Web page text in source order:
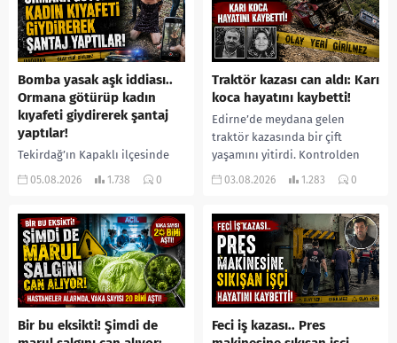
Bomba yasak aşk iddiası..
Ormana götürüp kadın
kıyafeti giydirerek şantaj
yaptılar!
Tekirdağ’ın Kapaklı ilçesinde
bir kişiyi, arkadaşının eşiyle
kadın kıyafetleri giydirdiği,
özür videosu çektirip...
05.08.2026 1.738 0
Traktör kazası can aldı: Karı
koca hayatını kaybetti!
Edirne’de meydana gelen
traktör kazasında bir çift
yaşamını yitirdi. Kontrolden
çıkarak devrilen traktörün
03.08.2026 1.283 0
Bir bu eksikti! Şimdi de
Feci iş kazası.. Pres